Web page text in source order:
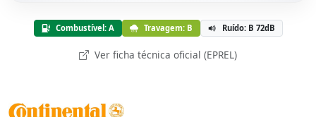
Combustível: A Travagem: B Ruído: B 72dB
Ver ficha técnica oficial (EPREL)